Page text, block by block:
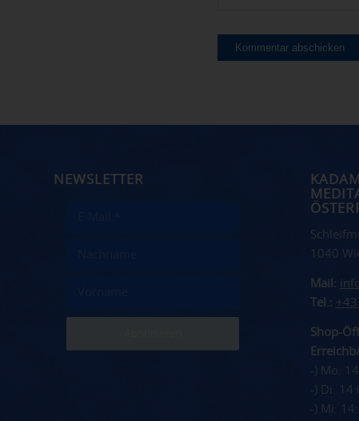
NEWSLETTER
1040
Mail:
Tel.:
Shop-
-) Mo:
-) Di:
-) Mi: